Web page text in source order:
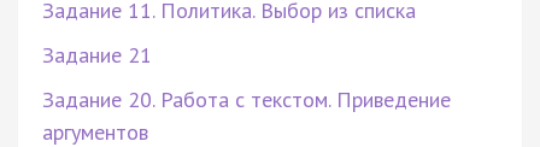
Задание 11. Политика. Выбор из списка
Задание 21
Задание 20. Работа с текстом. Приведение
аргументов